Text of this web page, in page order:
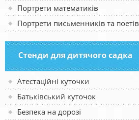
Портрети математиків
Портрети письменників та поетів
Стенди для дитячого садка
Атестаційні куточки
Батьківський куточок
Безпека на дорозі